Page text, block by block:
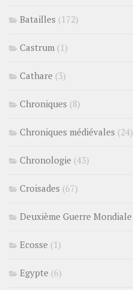
Batailles (172)
Castrum (1)
Cathare (3)
Chroniques (8)
Chroniques médiévales (24)
Chronologie (43)
Croisades (67)
Deuxième Guerre Mondiale
Ecosse (1)
Egypte (6)